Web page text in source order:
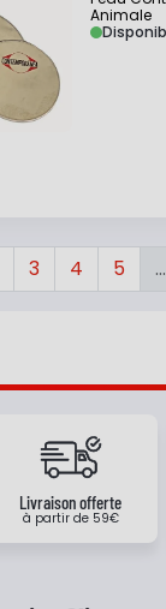
Animale
3 4 5 …
Livraison offerte
à partir de 59€